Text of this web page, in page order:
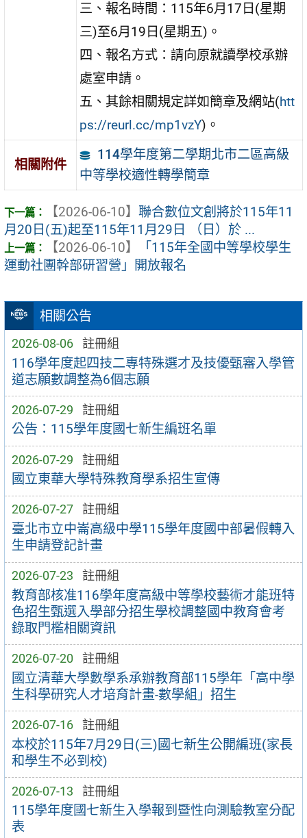
相關公告
2026-08-06 註冊組
116學年度起四技二專特殊選才及技優甄審入學管
道志願數調整為6個志願
2026-07-29 註冊組
公告：115學年度國七新生編班名單
2026-07-29 註冊組
國立東華大學特殊教育學系招生宣傳
2026-07-27 註冊組
臺北市立中崙高級中學115學年度國中部暑假轉入
生申請登記計畫
2026-07-23 註冊組
教育部核准116學年度高級中等學校藝術才能班特
色招生甄選入學部分招生學校調整國中教育會考
錄取門檻相關資訊
2026-07-20 註冊組
國立清華大學數學系承辦教育部115學年「高中學
生科學研究人才培育計畫-數學組」招生
2026-07-16 註冊組
本校於115年7月29日(三)國七新生公開編班(家長
和學生不必到校)
2026-07-13 註冊組
115學年度國七新生入學報到暨性向測驗教室分配
表
三、報名時間：115年6月17日(星期
三)至6月19日(星期五)。
四、報名方式：請向原就讀學校承辦
處室申請。
五、其餘相關規定詳如簡章及網站(htt
ps://reurl.cc/mp1vzY)。
相關附件
114學年度第二學期北市二區高級
中等學校適性轉學簡章
【2026-06-10】 聯合數位文創將於115年11
月20日(五)起至115年11月29日 （日）於 ...
【2026-06-10】
「115年全國中等學校學生
運動社團幹部研習營」開放報名